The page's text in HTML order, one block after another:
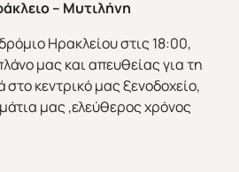
– Μυτιλήνη
Ηρακλείου στις 18:00,
μας και απευθείας για τη
κεντρικό μας ξενοδοχείο,
μας ,ελεύθερος χρόνος